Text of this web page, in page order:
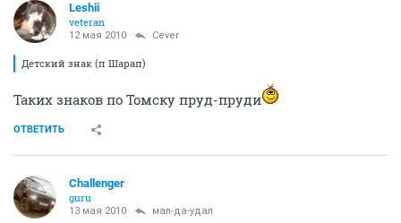
Leshii
veteran
12 мая 2010 Cever
Детский знак (п Шарап)
Таких знаков по Томску пруд-пруди
ОТВЕТИТЬ
Challenger
guru
13 мая 2010 мал-да-удал